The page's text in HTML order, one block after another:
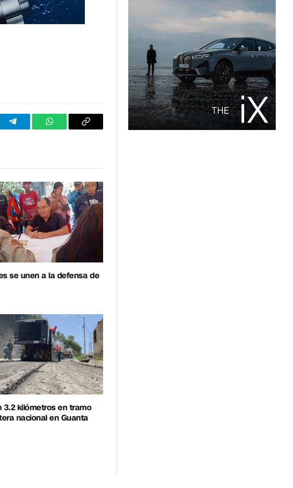
TelegramWhatsAppCopiar
se unen a la defensa de
3.2 kilómetros en tramo
nacional en Guanta